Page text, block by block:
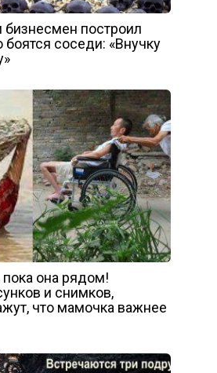
построил
боятся соседи: «Внучку
она рядом!
и снимков,
что мамочка важнее